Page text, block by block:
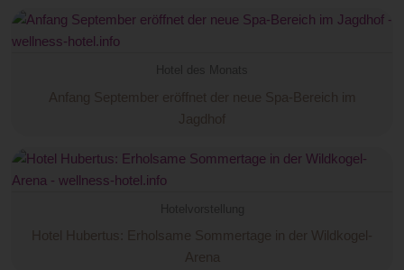
Anfang September eröffnet der neue Spa-Bereich im
Jagdhof
Hotel Hubertus: Erholsame Sommertage in der Wildkogel-
Arena